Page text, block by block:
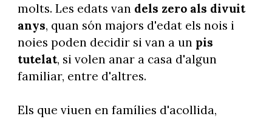
molts. Les edats van dels zero als divuit
anys, quan són majors d'edat els nois i
noies poden decidir si van a un pis
tutelat, si volen anar a casa d'algun
familiar, entre d'altres.
Els que viuen en famílies d'acollida,